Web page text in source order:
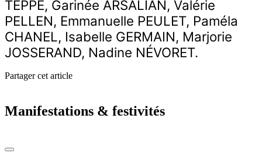
TEPPE, Garinée ARSALIAN, Valérie
PELLEN, Emmanuelle PEULET, Paméla
CHANEL, Isabelle GERMAIN, Marjorie
JOSSERAND, Nadine NÉVORET.
Partager cet article
Manifestations & festivités